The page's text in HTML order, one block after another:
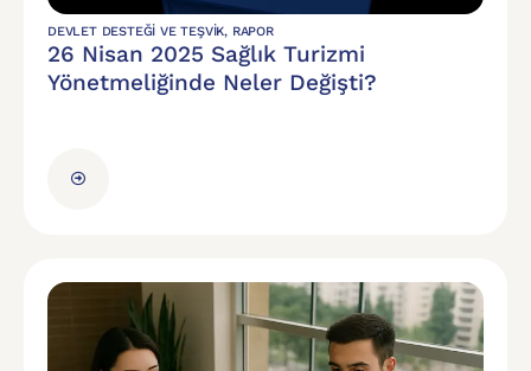
DEVLET DESTEĞI VE TEŞVIK, RAPOR
26 Nisan 2025 Sağlık Turizmi
Yönetmeliğinde Neler Değişti?